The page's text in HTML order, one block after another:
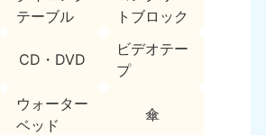
テーブル
トブロック
CD・DVD
ビデオテー
プ
ウォーター
ベッド
傘
茨城県
050-1881-5269
9:00〜19:00 年中無休
無休